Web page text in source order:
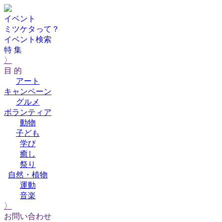
イベント
ミツケタって？
イベント検索
特 集
〉
目 的
アート
キャンペーン
グルメ
ボランティア
動物
子ども
学び
癒し
祭り
自然・植物
運動
音楽
〉
お問い合わせ